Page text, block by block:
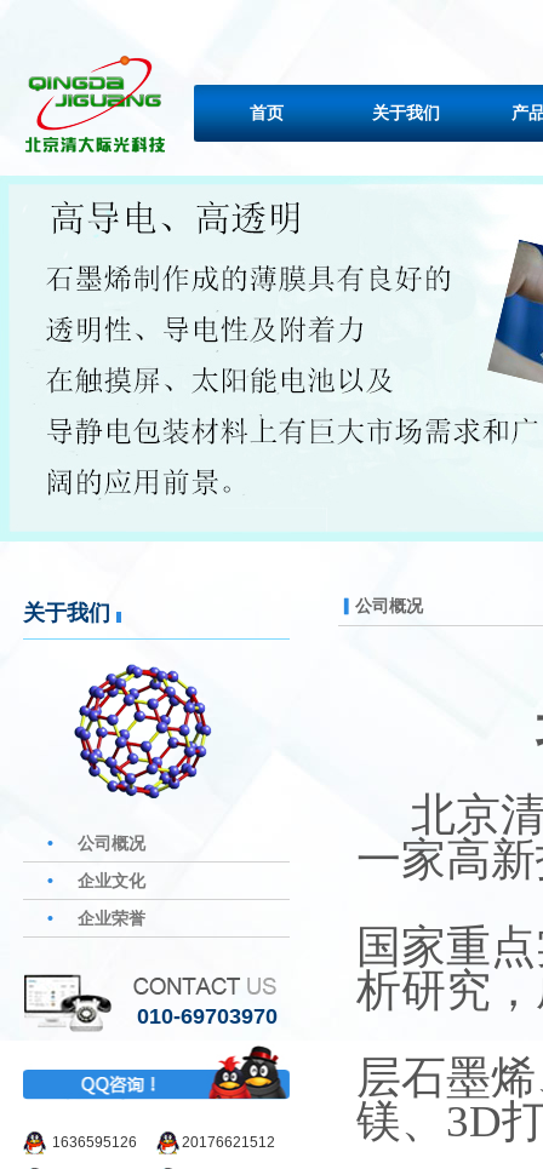
首页 关于我们 产
关于我们
•
公司概况
•
企业文化
•
企业荣誉
010-69703970
1636595126 20176621512
公司概况
北京
一家高
国家重
析研究
层石墨
镁、3D